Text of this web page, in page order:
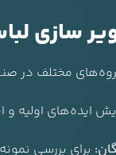
سازی
مختلف در
ایده‌های اولیه
برای بررسی